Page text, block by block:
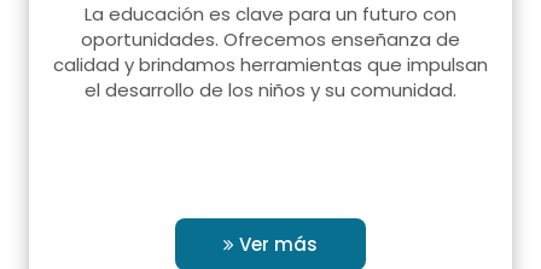
La educación es clave para un futuro con
oportunidades. Ofrecemos enseñanza de
calidad y brindamos herramientas que impulsan
el desarrollo de los niños y su comunidad.
Ver más